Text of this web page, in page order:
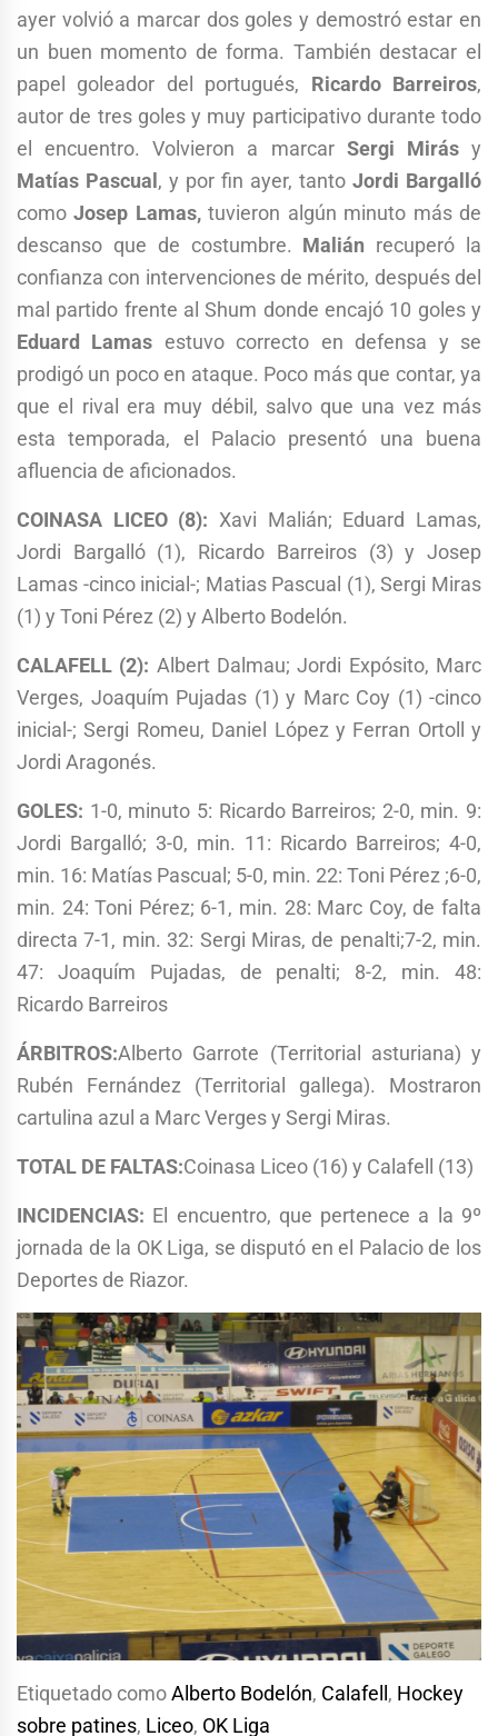
ayer volvió a marcar dos goles y demostró estar en
un buen momento de forma. También destacar el
papel goleador del portugués, Ricardo Barreiros,
autor de tres goles y muy participativo durante todo
el encuentro. Volvieron a marcar Sergi Mirásy
Matías Pascual, y por fin ayer, tanto Jordi Bargalló
comoJosep Lamas,tuvieron algún minuto más de
descanso que de costumbre. Malián recuperó la
confianza con intervenciones de mérito, después del
mal partido frente al Shum donde encajó 10 goles y
Eduard Lamas estuvo correcto en defensa y se
prodigó un poco en ataque. Poco más que contar, ya
que el rival era muy débil, salvo que una vez más
esta temporada, el Palacio presentó una buena
afluencia de aficionados.
COINASA LICEO (8): Xavi Malián; Eduard Lamas,
Jordi Bargalló (1), Ricardo Barreiros (3) y Josep
Lamas -cinco inicial-; Matias Pascual (1), Sergi Miras
(1) y Toni Pérez (2) y Alberto Bodelón.
CALAFELL (2): Albert Dalmau; Jordi Expósito, Marc
Verges, Joaquím Pujadas (1) y Marc Coy (1) -cinco
inicial-; Sergi Romeu, Daniel López y Ferran Ortoll y
Jordi Aragonés.
GOLES: 1-0, minuto 5: Ricardo Barreiros; 2-0, min. 9:
Jordi Bargalló; 3-0, min. 11: Ricardo Barreiros; 4-0,
min. 16: Matías Pascual; 5-0, min. 22: Toni Pérez ;6-0,
min. 24: Toni Pérez; 6-1, min. 28: Marc Coy, de falta
directa 7-1, min. 32: Sergi Miras, de penalti;7-2, min.
47: Joaquím Pujadas, de penalti; 8-2, min. 48:
Ricardo Barreiros
ÁRBITROS:Alberto Garrote (Territorial asturiana) y
Rubén Fernández (Territorial gallega). Mostraron
cartulina azul a Marc Verges y Sergi Miras.
TOTAL DE FALTAS:Coinasa Liceo (16) y Calafell (13)
INCIDENCIAS: El encuentro, que pertenece a la 9º
jornada de la OK Liga, se disputó en el Palacio de los
Deportes de Riazor.
Etiquetado comoAlberto Bodelón, Calafell , Hockey
sobre patines, Liceo, OK Liga